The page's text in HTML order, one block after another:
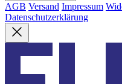
AGB Versand Impressum
Datenschutzerklärung